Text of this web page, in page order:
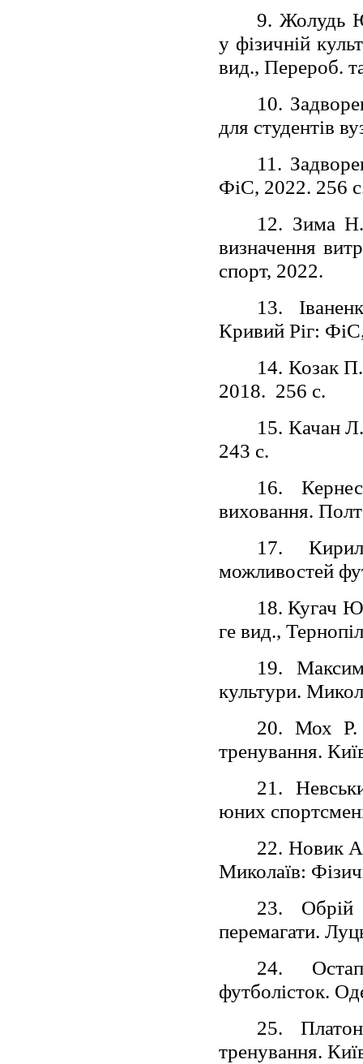
9. Жолудь
у фізичній
вид., Перероб.
10.
для студентів
11.
ФіС, 2022. 256
12. Зима Н.
визначення
спорт, 2022.
13.
Кривий Ріг:
14. Козак
2018. 256 с.
15. Качан
243 с.
16.
виховання.
17.
можливостей
18. Кугач
ге вид.,
19.
культури.
20. Мох Р.
тренування.
21.
юних
22. Новик
Миколаїв:
23. Обрій
перемагати.
24.
футболісток.
25.
тренування.